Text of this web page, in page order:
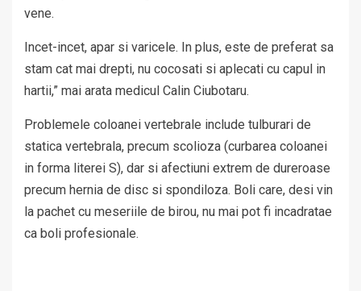
vene.
Incet-incet, apar si varicele. In plus, este de preferat sa
stam cat mai drepti, nu cocosati si aplecati cu capul in
hartii,” mai arata medicul Calin Ciubotaru.
Problemele coloanei vertebrale include tulburari de
statica vertebrala, precum scolioza (curbarea coloanei
in forma literei S), dar si afectiuni extrem de dureroase
precum hernia de disc si spondiloza. Boli care, desi vin
la pachet cu meseriile de birou, nu mai pot fi incadratae
ca boli profesionale.